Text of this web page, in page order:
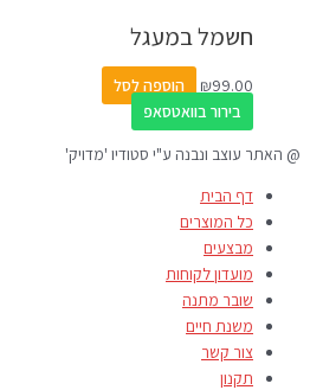
חשמל במעגל
₪99.00
הוספה לסל
בירור בוואטסאפ
@ האתר עוצב ונבנה ע"י סטודיו 'מדויק'
דף הבית
כל המוצרים
מבצעים
מועדון לקוחות
שובר מתנה
משנת חיים
צור קשר
תקנון